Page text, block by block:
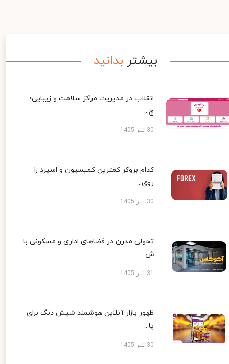
بیشتر بدانید
انقلاب در مدیریت مراکز سلامت و زیبایی؛
چ...
30 تیر 1405
کدام بروکر کمترین کمیسیون و اسپرد را
روی...
30 تیر 1405
تحولی مدرن در فضاهای اداری و مسکونی با
ش...
ظهور بازار آنلاین هوشمند شیش دنگ برای
پا...
30 تیر 1405